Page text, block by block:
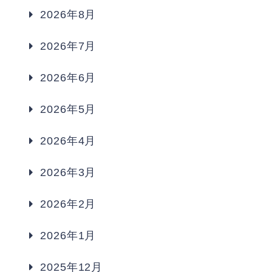
2026年8月
2026年7月
2026年6月
2026年5月
2026年4月
2026年3月
2026年2月
2026年1月
2025年12月